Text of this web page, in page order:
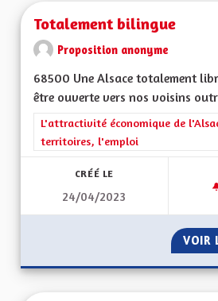
Totalement bilingue
Proposition anonyme
68500 Une Alsace totalement
être ouverte vers nos voisins
Filtrer les résultats de la
L'attractivité économique de
territoires, l'emploi
CRÉÉ LE
24/04/2023
VOIR